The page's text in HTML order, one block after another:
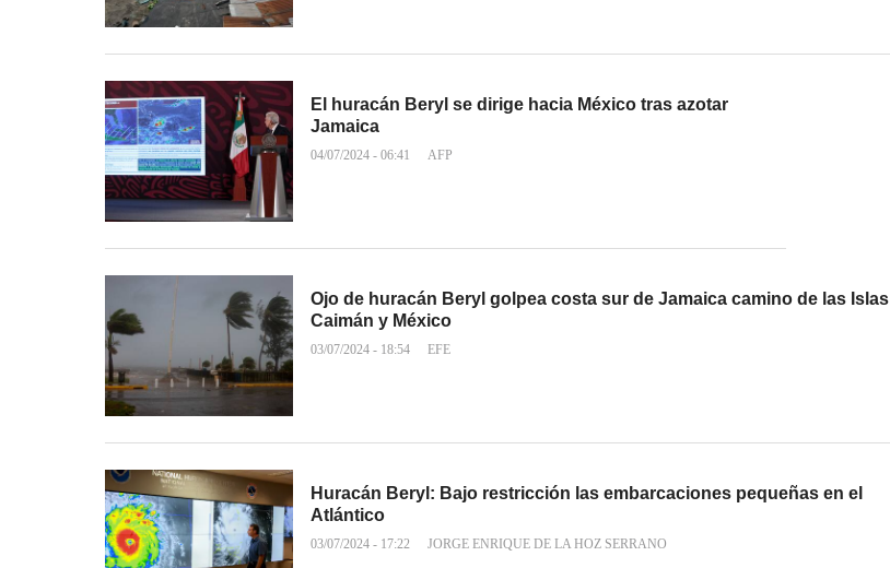
El huracán Beryl se dirige hacia México tras azotar
Jamaica
04/07/2024 - 06:41 AFP
Ojo de huracán Beryl golpea costa sur de Jamaica camino de las Islas
Caimán y México
03/07/2024 - 18:54 EFE
Huracán Beryl: Bajo restricción las embarcaciones pequeñas en el
Atlántico
03/07/2024 - 17:22 JORGE ENRIQUE DE LA HOZ SERRANO